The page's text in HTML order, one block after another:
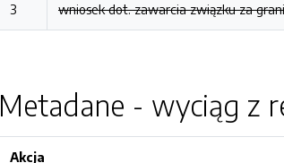
3 wniosek dot. zawarcia związku za
Metadane - wyciąg z
Akcja